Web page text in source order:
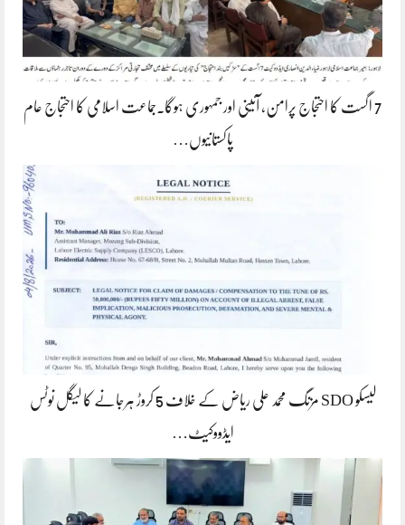
7 اگست کا احتجاج پرامن، آئینی اور جمہوری ہوگا۔جماعت اسلامی کا احتجاج عام
پاکستانیوں…
لیسکو SDO مزنگ محمد علی ریاض کے خلاف 5 کروڑ ہرجانے کا لیگل نوٹس
ایڈووکیٹ…